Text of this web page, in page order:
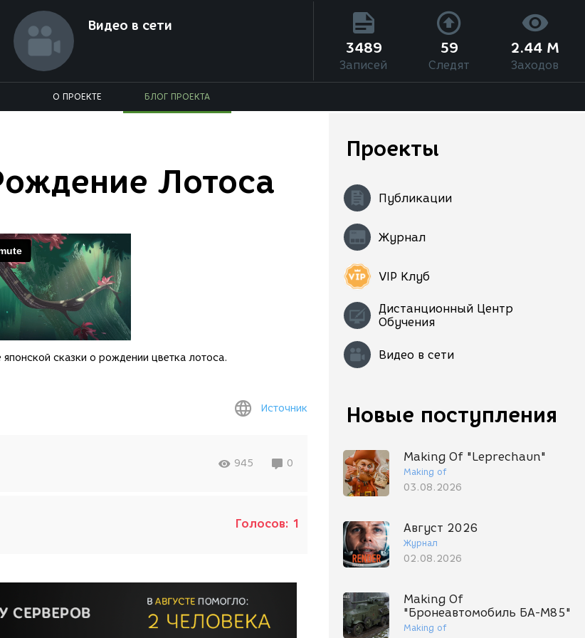
Видео в сети
3489
Записей
59
Следят
2.44 M
Заходов
О ПРОЕКТЕ БЛОГ ПРОЕКТА
Проекты
Публикации
Журнал
VIP Клуб
Дистанционный Центр
Обучения
Видео в сети
Новые поступления
Making Of "Leprechaun"
Making of
03.08.2026
Август 2026
Журнал
02.08.2026
Making Of
"Бронеавтомобиль БА-М85"
Making of
Лотоса
сказки о рождении цветка лотоса.
Источник
945 0
Голосов: 1